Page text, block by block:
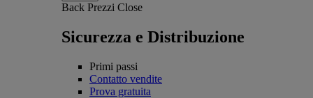
Back Prezzi Close
Sicurezza e Distribuzione
Primi passi
Contatto vendite
Prova gratuita